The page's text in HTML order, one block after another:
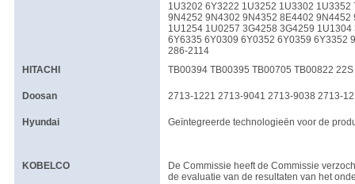
1U3202 6Y3222 1U3252 1U3302
9N4252 9N4302 9N4352 8E4402 9N4452
1U1254 1U0257 3G4258 3G4259
6Y6335 6Y0309 6Y0352 6Y0359 6Y3352
286-2114
HITACHI
TB00394 TB00395 TB00705 TB00822
Doosan 2713-1221 2713-9041 2713-9038 2713-
Hyundai Geïntegreerde technologieën voor de
KOBELCO
De Commissie heeft de Commissie
de evaluatie van de resultaten van het